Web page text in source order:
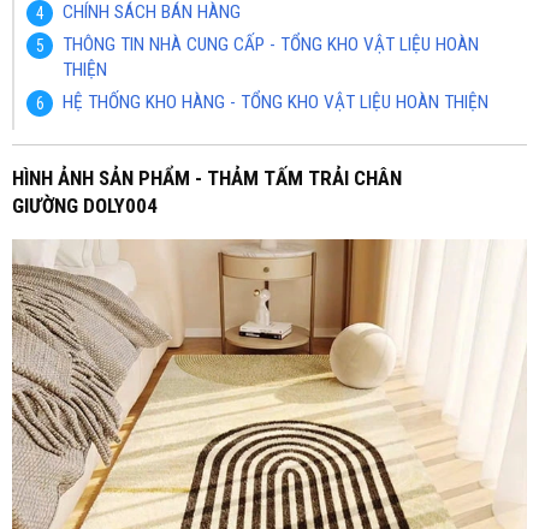
CHÍNH SÁCH BÁN HÀNG
THÔNG TIN NHÀ CUNG CẤP - TỔNG KHO VẬT LIỆU HOÀN
THIỆN
HỆ THỐNG KHO HÀNG - TỔNG KHO VẬT LIỆU HOÀN THIỆN
HÌNH ẢNH SẢN PHẨM - THẢM TẤM TRẢI CHÂN
GIƯỜNG DOLY004